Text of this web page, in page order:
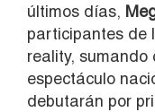
últimos días,
participantes de
reality, sumando
espectáculo
debutarán por